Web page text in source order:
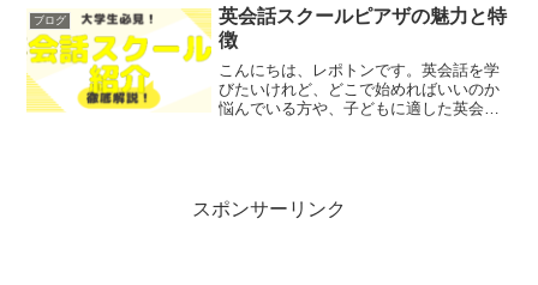
そこで今回は、DMM英会話を利用して新
しい英会話体験を始める...
ブログ
英会話スクールピアザの魅力と特
徴
こんにちは、レポトンです。英会話を学
びたいけれど、どこで始めればいいのか
悩んでいる方や、子どもに適した英会話
スポンサーリンク